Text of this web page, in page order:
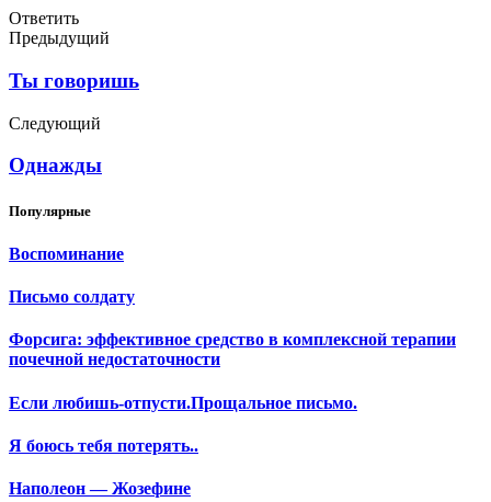
Ответить
Предыдущий
Ты говоришь
Следующий
Однажды
Популярные
Воспоминание
Письмо солдату
Форсига: эффективное средство в комплексной терапии
почечной недостаточности
Если любишь-отпусти.Прощальное письмо.
Я боюсь тебя потерять..
Наполеон — Жозефине